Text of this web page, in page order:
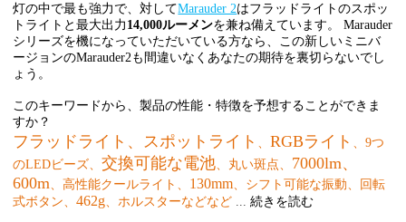
灯の中で最も強力で、対してMarauder 2はフラッドライトのスポッ
トライトと最大出力 14,000ルーメンを兼ね備えています。 Marauder
シリーズを機になっていただいている方なら、この新しいミニバ
ージョンのMarauder2も間違いなくあなたの期待を裏切らないでし
ょう。
このキーワードから、製品の性能・特徴を予想することができま
すか？
フラッドライト、スポットライト RGBライト
、9つ
のLEDビーズ、交換可能な電池 、丸い斑点、 7000lm、
600m 、高性能クールライト 130mm 、シフト可能な振動、回転
式ボタン、462g 、ホルスターなどなど ...続きを読む